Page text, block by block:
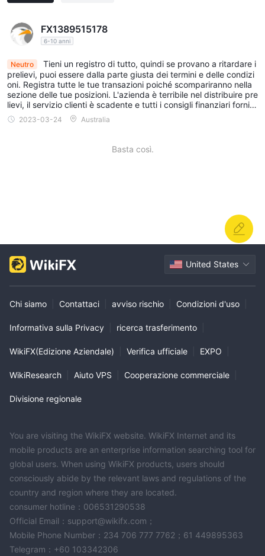
FX1389515178
6-10 anni
Neutro
Tieni un registro di tutto, quindi se provano a ritardare i
prelievi, puoi essere dalla parte giusta dei termini e delle condizi
oni. Registra tutte le tue transazioni poiché scompariranno nella
sezione delle tue posizioni. L'azienda è terribile nel distribuire pre
lievi, il servizio clienti è scadente e tutti i consigli finanziari forniti
dall'azienda sono scadenti e non istruiti.
2023-03-24 Australia
Basta così.
United States
Chi siamo Contattaci avviso rischio Condizioni d'uso
Informativa sulla Privacy ricerca trasferimento
WikiFX(Edizione Aziendale) Verifica ufficiale EXPO
WikiResearch Aiuto VPS Cooperazione commerciale
Divisione regionale
You are visiting the WikiFX website. WikiFX Internet and its
mobile products are an enterprise information searching tool for
global users. When using WikiFX products, users should
consciously abide by the relevant laws and regulations of the
country and region where they are located.
consumer hotline：006531290538
Official Email：support@wikifx.com；
Mobile Phone Number：234 706 777 7762；61 449895363
Telegram：+60 103342306